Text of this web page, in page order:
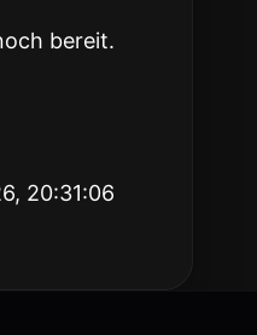
bereit.
20:31:06